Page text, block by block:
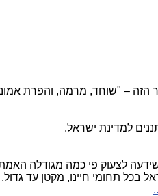
הזה – "שוחד, מרמה, והפרת
למדינת ישראל.
לצעוק פי כמה מגודלה
תחומי חיינו, מקטן עד גדול.